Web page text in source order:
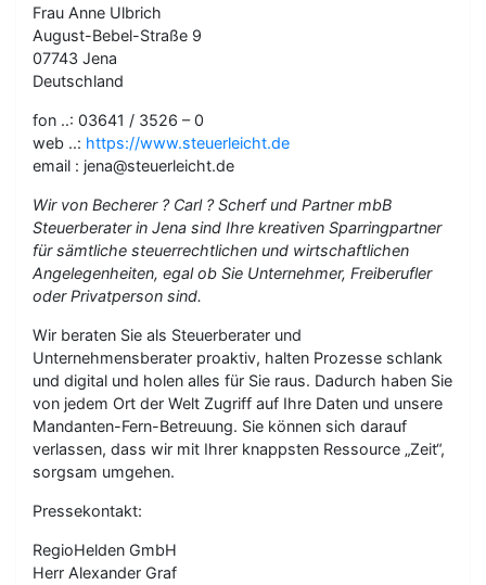
Frau Anne Ulbrich
August-Bebel-Straße 9
07743 Jena
Deutschland
fon ..: 03641 / 3526 – 0
web ..: https://www.steuerleicht.de
email : jena@steuerleicht.de
Wir von Becherer ? Carl ? Scherf und Partner mbB
Steuerberater in Jena sind Ihre kreativen Sparringpartner
für sämtliche steuerrechtlichen und wirtschaftlichen
Angelegenheiten, egal ob Sie Unternehmer, Freiberufler
oder Privatperson sind.
Wir beraten Sie als Steuerberater und
Unternehmensberater proaktiv, halten Prozesse schlank
und digital und holen alles für Sie raus. Dadurch haben Sie
von jedem Ort der Welt Zugriff auf Ihre Daten und unsere
Mandanten-Fern-Betreuung. Sie können sich darauf
verlassen, dass wir mit Ihrer knappsten Ressource „Zeit“,
sorgsam umgehen.
Pressekontakt:
RegioHelden GmbH
Herr Alexander Graf